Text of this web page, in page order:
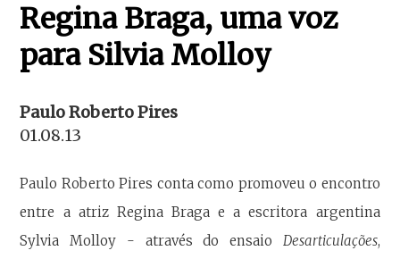
Regina Braga, uma voz
para Silvia Molloy
Paulo Roberto Pires
01.08.13
Paulo Roberto Pires conta como promoveu o encontro
entre a atriz Regina Braga e a escritora argentina
Sylvia Molloy - através do ensaio Desarticulações,